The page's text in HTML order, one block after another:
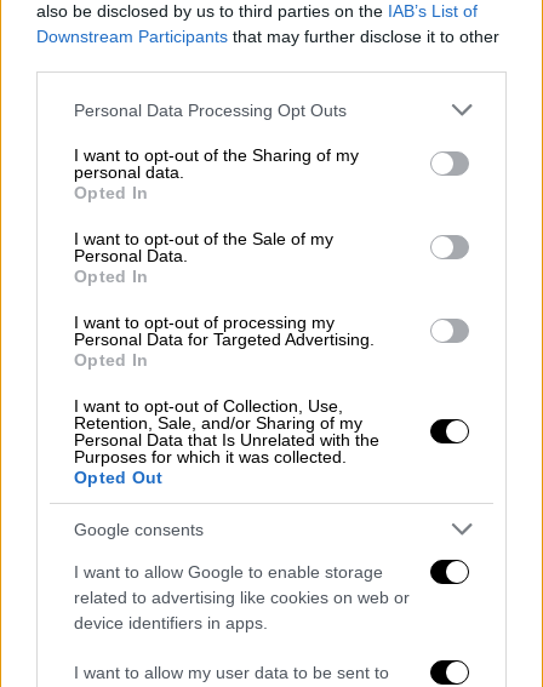
also be disclosed by us to third parties on the IAB’s List of
Downstream Participants that may further disclose it to other
Please note that this website/app uses one or more Google
not limited to your visit or usage behaviour. You may click to
grant or deny consent to Google and its third-party tags to
use your data for below specified purposes in below Google
consent section.
Personal Data Processing Opt Outs
I want to opt-out of the Sharing of my
personal data.
Opted In
I want to opt-out of the Sale of my
Personal Data.
Opted In
I want to opt-out of processing my
Personal Data for Targeted Advertising.
Opted In
I want to opt-out of Collection, Use,
Retention, Sale, and/or Sharing of my
Personal Data that Is Unrelated with the
Purposes for which it was collected.
Opted Out
Google consents
I want to allow Google to enable storage
related to advertising like cookies on web or
device identifiers in apps.
I want to allow my user data to be sent to
Αθλητισμός|12.05.2026 21:24
Ανείπωτη θλίψη στο ΝΒΑ: Πέθανε
Είχε διαγνωστεί με καρκίνο πέρσι
υποβαλλόταν σε θεραπεία για να σταματήσει
η εξάπλωση.
«Σαν ένα τέρας που απλώνεται στον
εγκέφαλό μου»